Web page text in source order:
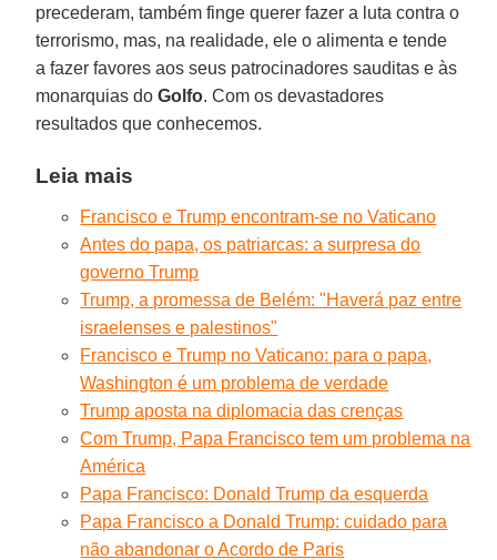
precederam, também finge querer fazer a luta contra o
terrorismo, mas, na realidade, ele o alimenta e tende
a fazer favores aos seus patrocinadores sauditas e às
monarquias doGolfo. Com os devastadores
resultados que conhecemos.
Leia mais
Francisco e Trump encontram-se no Vaticano
Antes do papa, os patriarcas: a surpresa do
governo Trump
Trump, a promessa de Belém: "Haverá paz entre
israelenses e palestinos"
Francisco e Trump no Vaticano: para o papa,
Washington é um problema de verdade
Trump aposta na diplomacia das crenças
Com Trump, Papa Francisco tem um problema na
América
Papa Francisco: Donald Trump da esquerda
Papa Francisco a Donald Trump: cuidado para
não abandonar o Acordo de Paris